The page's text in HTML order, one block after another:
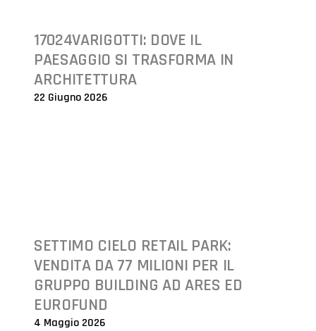
17024VARIGOTTI: DOVE IL
PAESAGGIO SI TRASFORMA IN
ARCHITETTURA
22 Giugno 2026
SETTIMO CIELO RETAIL PARK:
VENDITA DA 77 MILIONI PER IL
GRUPPO BUILDING AD ARES ED
EUROFUND
4 Maggio 2026